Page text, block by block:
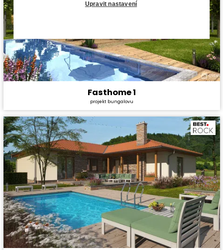
Dispozice:
4+1
Užitná plocha:
101,9 m²
Fasthome 1
projekt bungalovu
Upravit nastavení